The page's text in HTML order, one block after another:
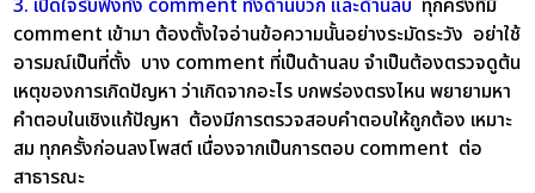
3. เปิดใจรับฟังทั้ง comment ทั้งด้านบวก และด้านลบ ทุกครั้งที่มี
comment เข้ามา ต้องตั้งใจอ่านข้อความนั้นอย่างระมัดระวัง อย่าใช้
อารมณ์เป็นที่ตั้ง บาง comment ที่เป็นด้านลบ จำเป็นต้องตรวจดูต้น
เหตุของการเกิดปัญหา ว่าเกิดจากอะไร บกพร่องตรงไหน พยายามหา
คำตอบในเชิงแก้ปัญหา ต้องมีการตรวจสอบคำตอบให้ถูกต้อง เหมาะ
สม ทุกครั้งก่อนลงโพสต์ เนื่องจากเป็นการตอบ comment ต่อ
สาธารณะ